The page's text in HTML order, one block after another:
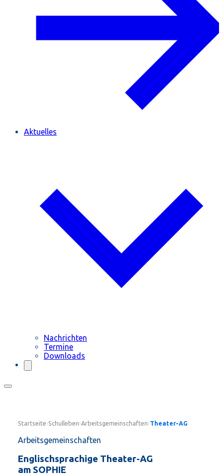
Aktuelles
Nachrichten
Termine
Downloads
Startseite›Schulleben›Arbeitsgemeinschaften›Theater-AG
Arbeitsgemeinschaften
Englischsprachige Theater-AG
am SOPHIE